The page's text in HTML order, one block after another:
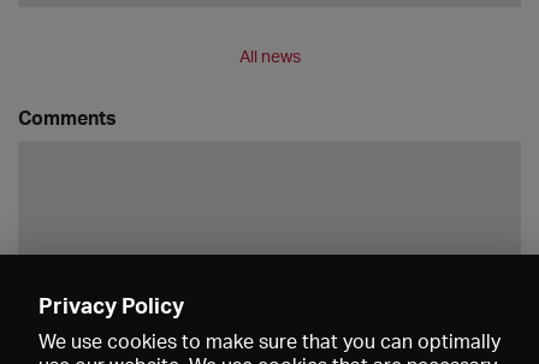
All news
Comments
Privacy Policy
We use cookies to make sure that you can optimally